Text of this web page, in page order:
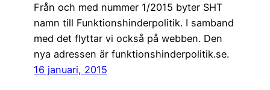
Från och med nummer 1/2015 byter SHT
namn till Funktionshinderpolitik. I samband
med det flyttar vi också på webben. Den
nya adressen är funktionshinderpolitik.se.
16 januari, 2015